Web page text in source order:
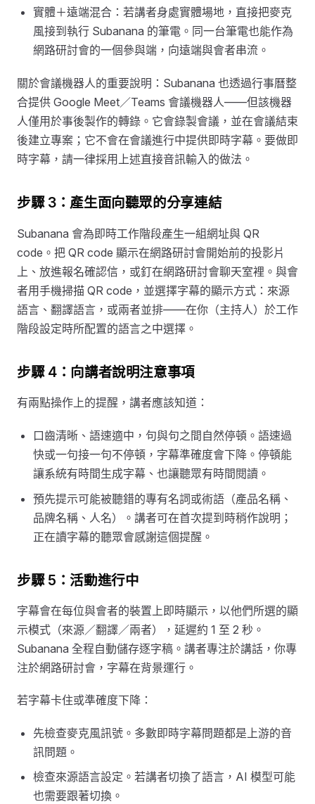
實體＋遠端混合：若講者身處實體場地，直接把麥克
風接到執行 Subanana 的筆電。同一台筆電也能作為
網路研討會的一個參與端，向遠端與會者串流。
關於會議機器人的重要說明：Subanana 也透過行事曆整
合提供 Google Meet／Teams 會議機器人——但該機器
人僅用於事後製作的轉錄。它會錄製會議，並在會議結束
後建立專案；它不會在會議進行中提供即時字幕。要做即
時字幕，請一律採用上述直接音訊輸入的做法。
步驟 3：產生面向聽眾的分享連結
Subanana 會為即時工作階段產生一組網址與 QR
code。把 QR code 顯示在網路研討會開始前的投影片
上、放進報名確認信，或釘在網路研討會聊天室裡。與會
者用手機掃描 QR code，並選擇字幕的顯示方式：來源
語言、翻譯語言，或兩者並排——在你（主持人）於工作
階段設定時所配置的語言之中選擇。
步驟 4：向講者說明注意事項
有兩點操作上的提醒，講者應該知道：
口齒清晰、語速適中，句與句之間自然停頓。語速過
快或一句接一句不停頓，字幕準確度會下降。停頓能
讓系統有時間生成字幕、也讓聽眾有時間閱讀。
預先提示可能被聽錯的專有名詞或術語（產品名稱、
品牌名稱、人名）。講者可在首次提到時稍作說明；
正在讀字幕的聽眾會感謝這個提醒。
步驟 5：活動進行中
字幕會在每位與會者的裝置上即時顯示，以他們所選的顯
示模式（來源／翻譯／兩者），延遲約 1 至 2 秒。
Subanana 全程自動儲存逐字稿。講者專注於講話，你專
注於網路研討會，字幕在背景運行。
若字幕卡住或準確度下降：
先檢查麥克風訊號。多數即時字幕問題都是上游的音
訊問題。
檢查來源語言設定。若講者切換了語言，AI 模型可能
也需要跟著切換。